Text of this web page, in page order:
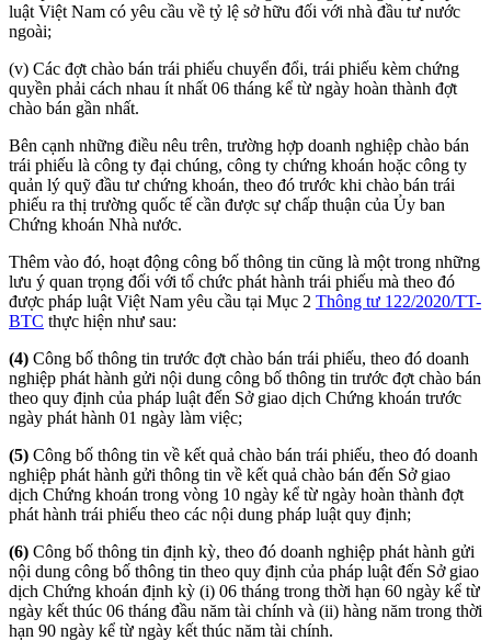
luật Việt Nam có yêu cầu về tỷ lệ sở hữu đối với nhà đầu tư nước
ngoài;
(v) Các đợt chào bán trái phiếu chuyển đổi, trái phiếu kèm chứng
quyền phải cách nhau ít nhất 06 tháng kể từ ngày hoàn thành đợt
chào bán gần nhất.
Bên cạnh những điều nêu trên, trường hợp doanh nghiệp chào bán
trái phiếu là công ty đại chúng, công ty chứng khoán hoặc công ty
quản lý quỹ đầu tư chứng khoán, theo đó trước khi chào bán trái
phiếu ra thị trường quốc tế cần được sự chấp thuận của Ủy ban
Chứng khoán Nhà nước.
Thêm vào đó, hoạt động công bố thông tin cũng là một trong những
lưu ý quan trọng đối với tổ chức phát hành trái phiếu mà theo đó
được pháp luật Việt Nam yêu cầu tại Mục 2 Thông tư 122/2020/TT-
BTC thực hiện như sau:
(4) Công bố thông tin trước đợt chào bán trái phiếu, theo đó doanh
nghiệp phát hành gửi nội dung công bố thông tin trước đợt chào bán
theo quy định của pháp luật đến Sở giao dịch Chứng khoán trước
ngày phát hành 01 ngày làm việc;
(5) Công bố thông tin về kết quả chào bán trái phiếu, theo đó doanh
nghiệp phát hành gửi thông tin về kết quả chào bán đến Sở giao
dịch Chứng khoán trong vòng 10 ngày kể từ ngày hoàn thành đợt
phát hành trái phiếu theo các nội dung pháp luật quy định;
(6) Công bố thông tin định kỳ, theo đó doanh nghiệp phát hành gửi
nội dung công bố thông tin theo quy định của pháp luật đến Sở giao
dịch Chứng khoán định kỳ (i) 06 tháng trong thời hạn 60 ngày kể từ
ngày kết thúc 06 tháng đầu năm tài chính và (ii) hàng năm trong thời
hạn 90 ngày kể từ ngày kết thúc năm tài chính.